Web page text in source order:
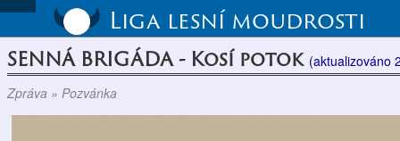
Liga lesní moudrosti
SENNÁ BRIGÁDA - Kosí potok (aktualizováno
Zpráva » Pozvánka